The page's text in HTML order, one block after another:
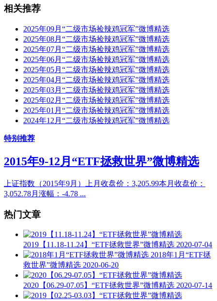
相关推荐
2025年09月“二级市场捡辣鸡冠军”微博精选
2025年08月“二级市场捡辣鸡冠军”微博精选
2025年07月“二级市场捡辣鸡冠军”微博精选
2025年06月“二级市场捡辣鸡冠军”微博精选
2025年05月“二级市场捡辣鸡冠军”微博精选
2025年04月“二级市场捡辣鸡冠军”微博精选
2025年03月“二级市场捡辣鸡冠军”微博精选
2025年02月“二级市场捡辣鸡冠军”微博精选
2025年01月“二级市场捡辣鸡冠军”微博精选
2024年12月“二级市场捡辣鸡冠军”微博精选
特别推荐
2015年9-12月“ETF拯救世界”微博精选
上证指数（2015年9月）上月收盘价：3,205.99本月收盘价：
3,052.78月涨幅：-4.78 ...
热门文章
2019【11.18-11.24】“ETF拯救世界”微博精选 2020-07-04
2018年1月“ETF拯
救世界”微博精选 2020-06-20
2020【06.29-07.05】“ETF拯救世界”微博精选 2020-07-14